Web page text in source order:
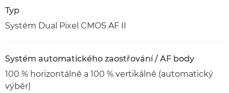
Typ
Systém Dual Pixel CMOS AF II
Systém automatického zaostřování / AF body
100 % horizontálně a 100 % vertikálně (automatický
výběr)